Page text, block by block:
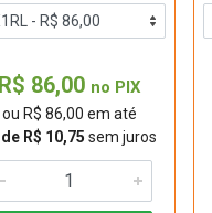
86,00 no PIX
ou R$ 86,00 em até
R$ 10,75 sem juros